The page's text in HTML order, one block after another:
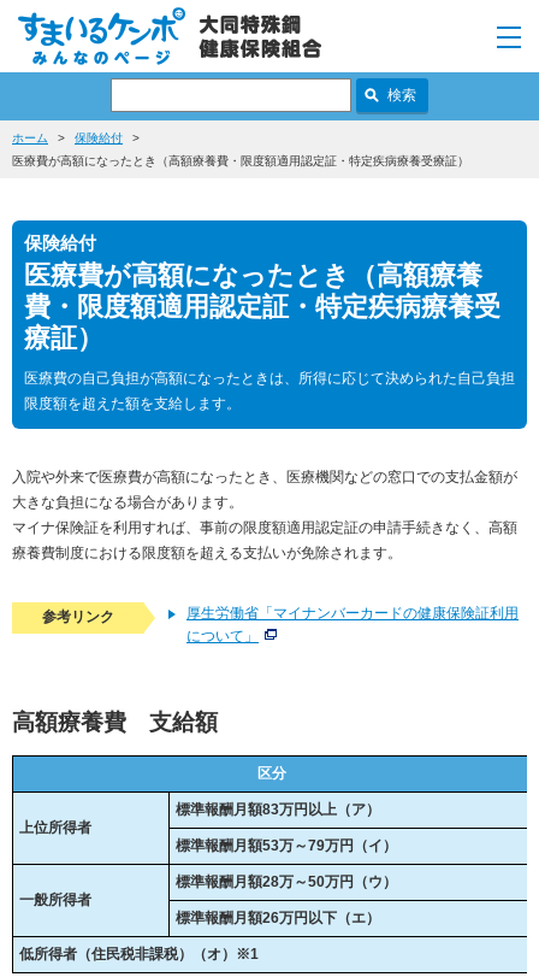
ホーム
保険給付
医療費が高額になったとき（高額療養費・限度額適用認定証・特定疾病療養受療証）
保険給付
医療費が高額になったとき（高額療養
費・限度額適用認定証・特定疾病療養受
療証）
医療費の自己負担が高額になったときは、所得に応じて決められた自己負担
限度額を超えた額を支給します。
入院や外来で医療費が高額になったとき、医療機関などの窓口での支払金額が
大きな負担になる場合があります。
マイナ保険証を利用すれば、事前の限度額適用認定証の申請手続きなく、高額
療養費制度における限度額を超える支払いが免除されます。
参考リンク
厚生労働省「マイナンバーカードの健康保険証利用
について」
高額療養費 支給額
区分
上位所得者
標準報酬月額83万円以上（ア）
標準報酬月額53万～79万円（イ）
一般所得者
標準報酬月額28万～50万円（ウ）
標準報酬月額26万円以下（エ）
低所得者（住民税非課税）（オ）※1